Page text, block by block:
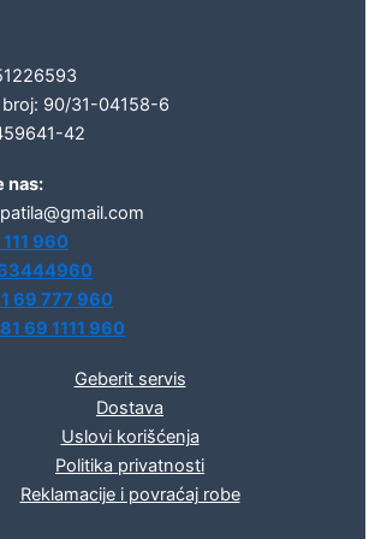
broj: 90/31-04158-6
42
nas:
960
69 777 960
69 1111 960
Geberit servis
Dostava
Uslovi korišćenja
Politika privatnosti
Reklamacije i povraćaj robe